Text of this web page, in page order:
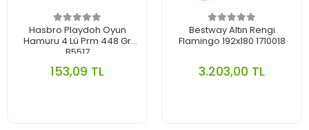
Hasbro Playdoh Oyun
Hamuru 4 Lü Prm 448 Gr
B5517
153,09 TL
Bestway Altın Rengi
Flamingo 192x180 1710018
3.203,00 TL